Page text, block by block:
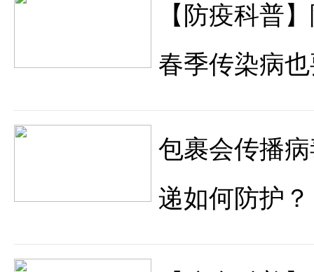
【防疫科普
春季传染病
包裹会传播
递如何防护？